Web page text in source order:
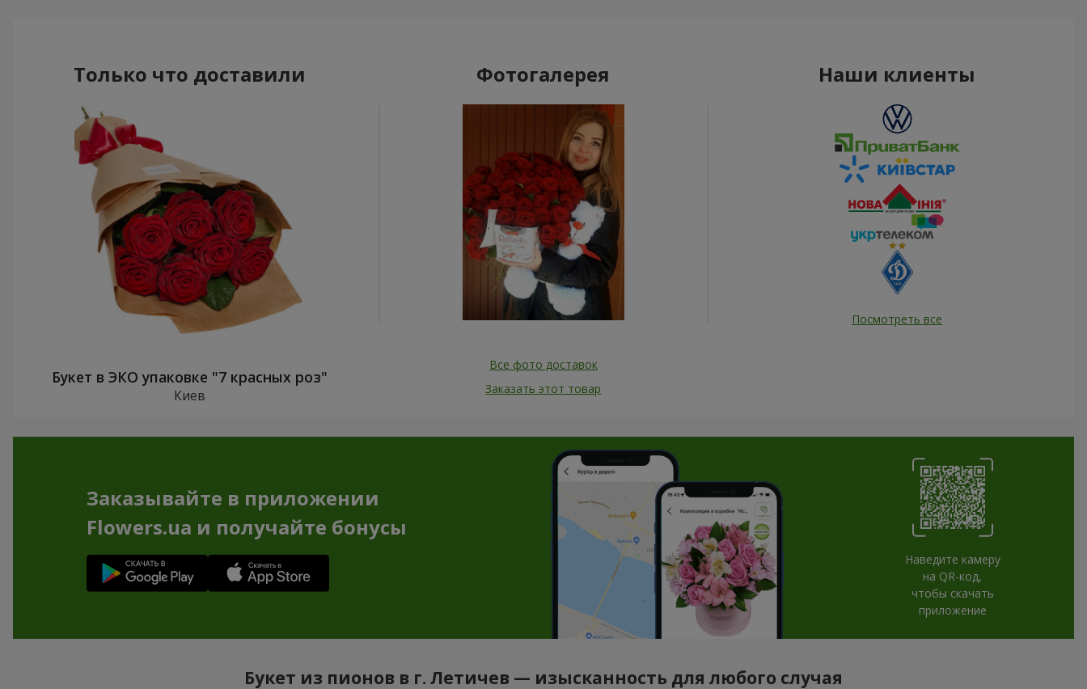
Только что доставили
Букет в ЭКО упаковке "7 красных роз"
Киев
Фотогалерея
Все фото доставок
Заказать этот товар
Наши клиенты
Посмотреть все
Заказывайте в приложении
Flowers.ua и получайте бонусы
Наведите камеру
на QR-код,
чтобы скачать
приложение
Букет из пионов в г. Летичев — изысканность для любого случая